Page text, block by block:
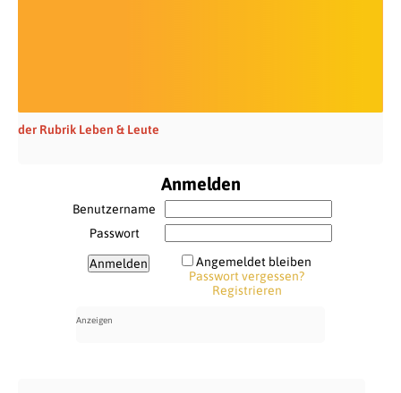
der Rubrik Leben & Leute
Anmelden
Benutzername
Passwort
Angemeldet bleiben
Passwort vergessen?
Registrieren